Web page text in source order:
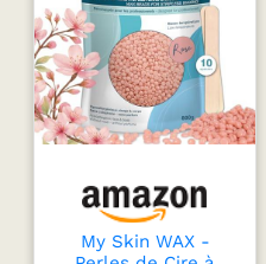
My Skin WAX -